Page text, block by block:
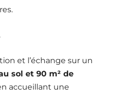
et l’échange sur un
sol et 90 m² de
accueillant une